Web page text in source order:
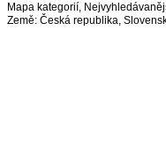
Mapa kategorií,
Země: Česká republika,